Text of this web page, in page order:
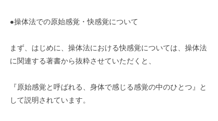
●操体法での原始感覚・快感覚について
まず、はじめに、操体法における快感覚については、操体法
に関連する著書から抜粋させていただくと、
『原始感覚と呼ばれる、身体で感じる感覚の中のひとつ』と
して説明されています。